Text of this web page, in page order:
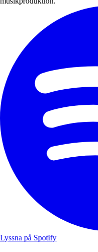
Lyssna på Spotify